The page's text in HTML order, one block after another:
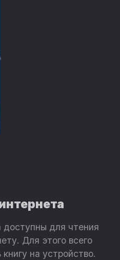
для чтения
Для этого всего
на устройство.